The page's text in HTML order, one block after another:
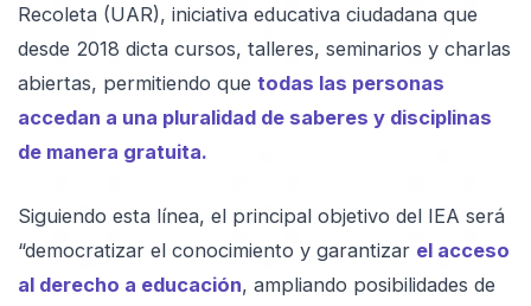
Recoleta (UAR), iniciativa educativa ciudadana que
desde 2018 dicta cursos, talleres, seminarios y charlas
abiertas, permitiendo que todas las personas
accedan a una pluralidad de saberes y disciplinas
de manera gratuita.
Siguiendo esta línea, el principal objetivo del IEA será
“democratizar el conocimiento y garantizar el acceso
al derecho a educación, ampliando posibilidades de